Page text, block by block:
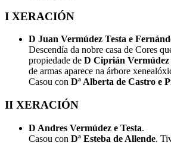
I XERACIÓN
D Juan Vermúdez Testa e
Descendía da nobre casa de Cores
propiedade de D Ciprián Vermúdez
de armas aparece na árbore
Casou con Dª Alberta de Castro e
II XERACIÓN
D Andres Vermúdez e Testa.
Casou con Dª Esteba de Allende.